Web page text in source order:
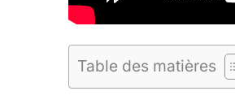
Table des matières